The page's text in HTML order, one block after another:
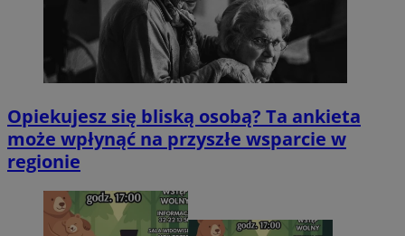
Opiekujesz się bliską osobą? Ta ankieta
może wpłynąć na przyszłe wsparcie w
regionie